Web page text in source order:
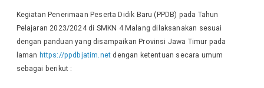
Kegiatan Penerimaan Peserta Didik Baru (PPDB) pada Tahun
Pelajaran 2023/2024 di SMKN 4 Malang dilaksanakan sesuai
dengan panduan yang disampaikan Provinsi Jawa Timur pada
laman https://ppdbjatim.net dengan ketentuan secara umum
sebagai berikut :